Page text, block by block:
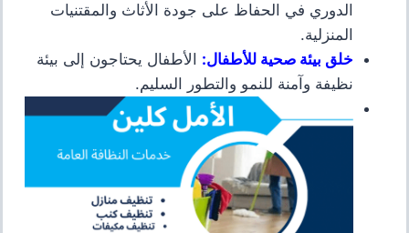
الدوري في الحفاظ على جودة الأثاث والمقتنيات
المنزلية.
خلق بيئة صحية للأطفال: الأطفال يحتاجون إلى بيئة
نظيفة وآمنة للنمو والتطور السليم.